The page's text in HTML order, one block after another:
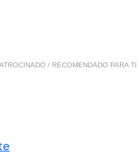
/ RECOMENDADO PARA TI